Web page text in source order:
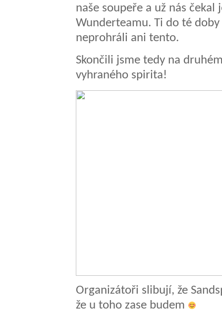
naše soupeře a už nás
Wunderteamu. Ti do té
neprohráli ani tento.
Skončili jsme tedy na
vyhraného spirita!
Organizátoři slibují, že
že u toho zase budem